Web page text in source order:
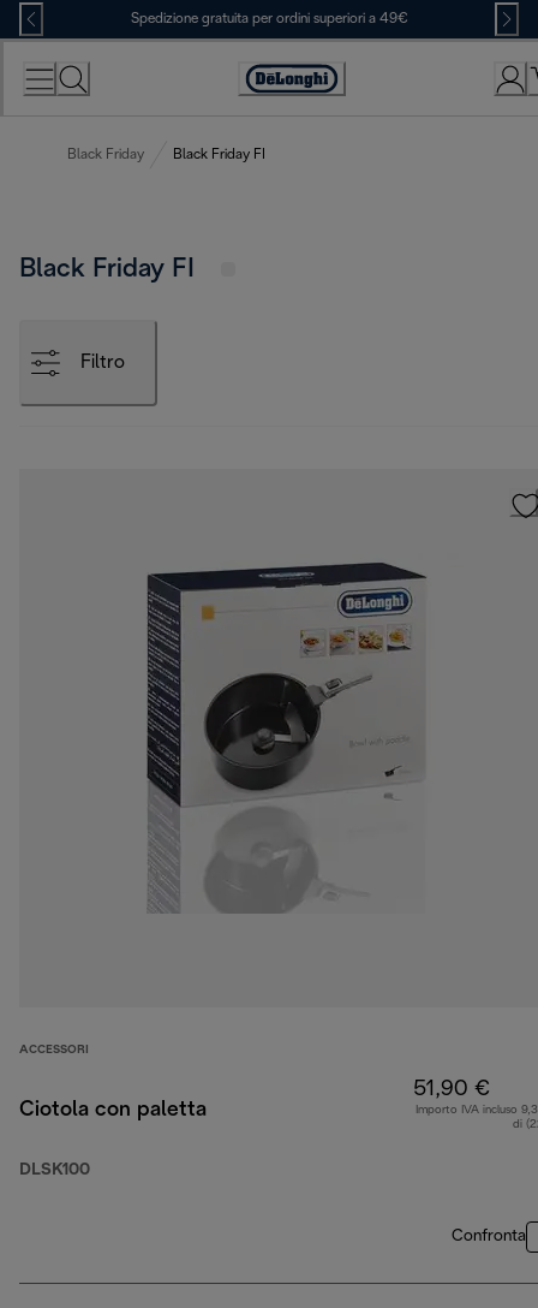
Skip
to
Content
Spedizione gratuita per ordini superiori a 49€
Accessibility
Black Friday Black Friday FI
Black Friday FI
Filtro
ACCESSORI
Ciotola con paletta
DLSK100
51,90 €
Importo IVA incluso
di
Confronta